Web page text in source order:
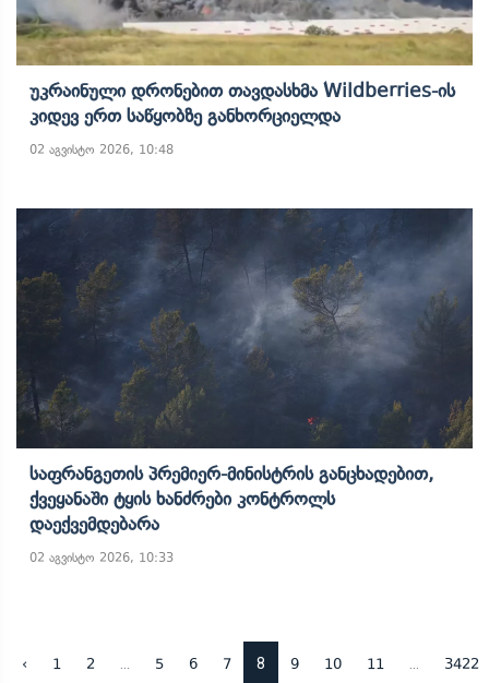
Უკრაინული Დრონებით Თავდასხმა Wildberries-Ის
Კიდევ Ერთ Საწყობზე Განხორციელდა
02 აგვისტო 2026, 10:48
Საფრანგეთის Პრემიერ-Მინისტრის Განცხადებით,
Ქვეყანაში Ტყის Ხანძრები Კონტროლს
Დაექვემდებარა
02 აგვისტო 2026, 10:33
‹ 1 2 5 6 7 8 9 10 11 3422